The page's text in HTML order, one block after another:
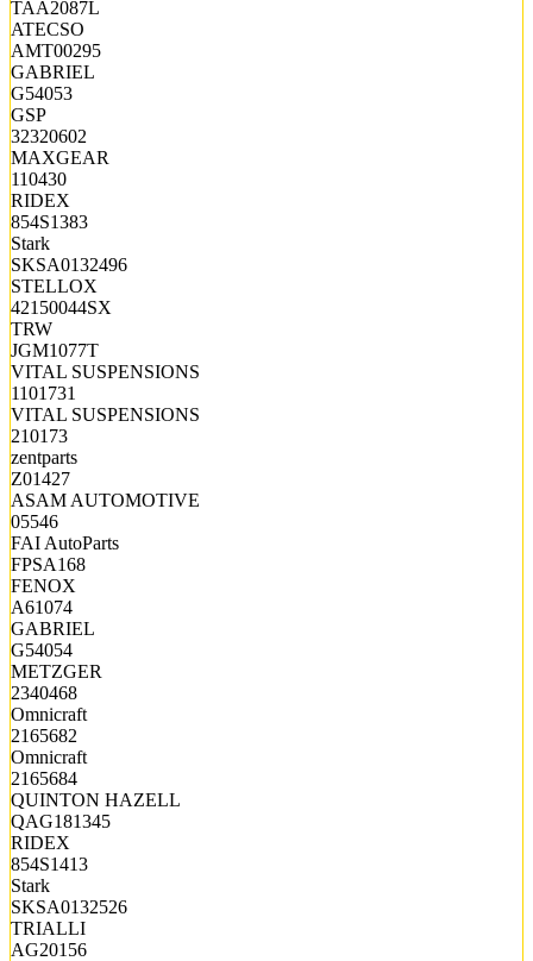
TAA2087L
ATECSO
AMT00295
GABRIEL
G54053
GSP
32320602
MAXGEAR
110430
RIDEX
854S1383
Stark
SKSA0132496
STELLOX
42150044SX
TRW
JGM1077T
VITAL SUSPENSIONS
1101731
VITAL SUSPENSIONS
210173
zentparts
Z01427
ASAM AUTOMOTIVE
05546
FAI AutoParts
FPSA168
FENOX
A61074
GABRIEL
G54054
METZGER
2340468
Omnicraft
2165682
Omnicraft
2165684
QUINTON HAZELL
QAG181345
RIDEX
854S1413
Stark
SKSA0132526
TRIALLI
AG20156